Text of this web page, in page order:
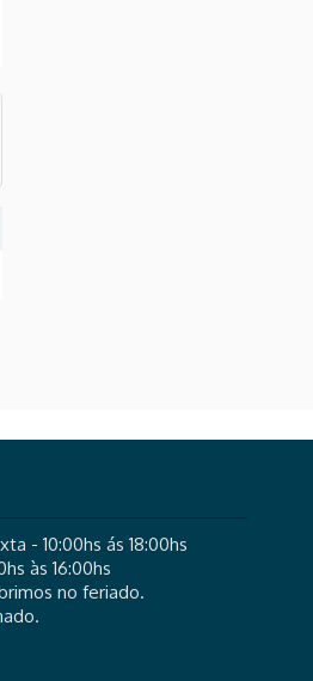
- 10:00hs ás 18:00hs
às 16:00hs
no feriado.